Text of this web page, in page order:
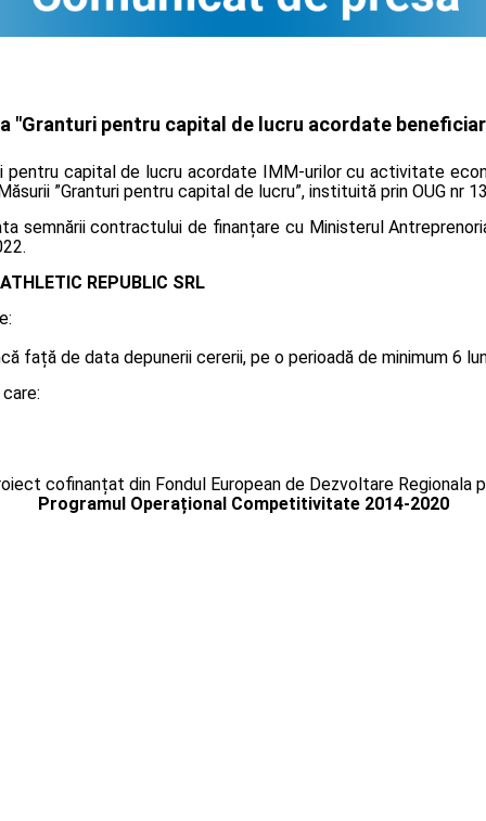
"Granturi pentru capital de lucru acordate
pentru capital de lucru acordate IMM-urilor cu activitate
”Granturi pentru capital de lucru”, instituită prin OUG nr
semnării contractului de finanțare cu Ministerul
ATHLETIC REPUBLIC SRL
față de data depunerii cererii, pe o perioadă de minimum 6
cofinanțat din Fondul European de Dezvoltare Regionala
Programul Operațional Competitivitate 2014-2020